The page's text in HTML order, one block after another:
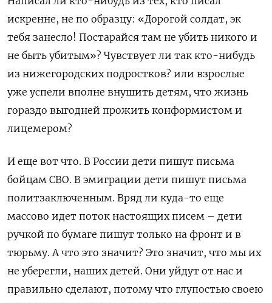
искренне, не по образцу: «Дорогой солдат, эк
тебя занесло! Постарайся там не убить никого и
не быть убитым»? Чувствует ли так кто-нибудь
из нижегородских подростков? или взрослые
уже успели вполне внушить детям, что жизнь
гораздо выгодней прожить конформистом и
лицемером?
И еще вот что. В России дети пишут письма
бойцам СВО. В эмиграции дети пишут письма
политзаключенным. Вряд ли куда-то еще
массово идет поток настоящих писем – дети
ручкой по бумаге пишут только на фронт и в
тюрьму. А что это значит? Это значит, что мы их
не уберегли, наших детей. Они уйдут от нас и
правильно сделают, потому что глупостью своею